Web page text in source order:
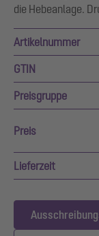
die Hebeanlage.
Artikelnummer
GTIN
Preisgruppe
Preis
Lieferzeit